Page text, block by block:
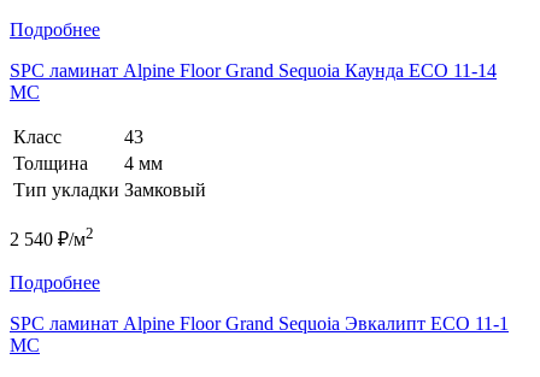
Подробнее
SPC ламинат Alpine Floor Grand Sequoia Каунда ECO 11-14
MC
Класс
43
Толщина
4 мм
Тип укладки Замковый
2 540 ₽/м2
Подробнее
SPC ламинат Alpine Floor Grand Sequoia Эвкалипт ECO 11-1
MC